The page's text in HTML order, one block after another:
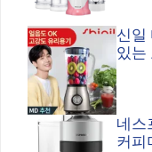
신일
있는
네스
커피